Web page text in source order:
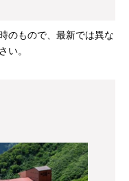
のもので、最新では異な
い。